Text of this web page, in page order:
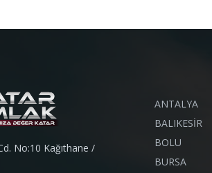
No:10 Kağıthane /
ANTALYA
BALIKESİR
BOLU
BURSA